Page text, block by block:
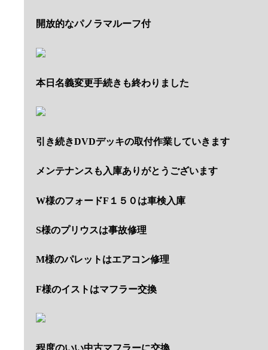
開放的なパノラマルーフ付
本日名義変更手続きも終わりました
引き続きDVDデッキの取付作業していきます
メンテナンスも入庫ありがとうございます
W様のフォードF１５０は車検入庫
S様のプリウスは事故修理
M様のパレットはエアコン修理
F様のイストはマフラー交換
程度のいい中古マフラーに交換